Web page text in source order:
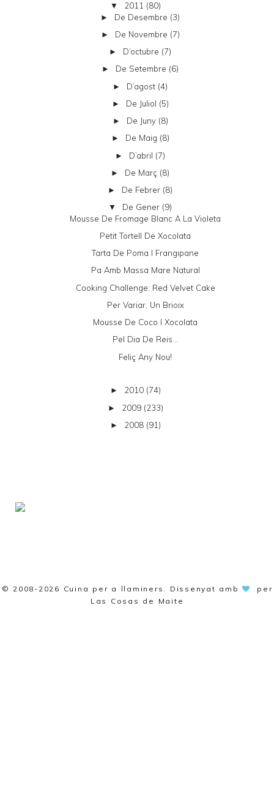
▼ 2011 (80)
► De Desembre (3)
► De Novembre (7)
► D’octubre (7)
► De Setembre (6)
► D’agost (4)
► De Juliol (5)
► De Juny (8)
► De Maig (8)
► D’abril (7)
► De Març (8)
► De Febrer (8)
▼ De Gener (9)
Mousse De Fromage Blanc A La Violeta
Petit Tortell De Xocolata
Tarta De Poma I Frangipane
Pa Amb Massa Mare Natural
Cooking Challenge: Red Velvet Cake
Per Variar, Un Brioix
Mousse De Coco I Xocolata
Pel Dia De Reis...
Feliç Any Nou!
► 2010 (74)
► 2009 (233)
► 2008 (91)
© 2008-2026 Cuina per a llaminers . Dissenyat amb
per
Las Cosas de Maite